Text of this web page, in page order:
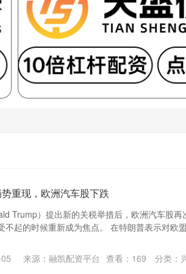
重现，欧洲汽车股下跌
Trump）提出新的关税举措后，欧洲汽车股再
不起的时候重新成为焦点。 在特朗普表示对欧
来源：融凯配资平台 查看： 169 分类：